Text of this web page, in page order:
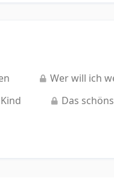
Wer will ich
Das